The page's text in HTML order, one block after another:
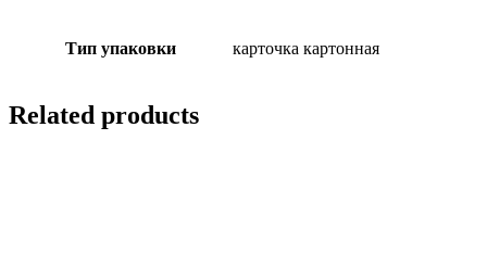
Тип упаковки карточка картонная
Related products